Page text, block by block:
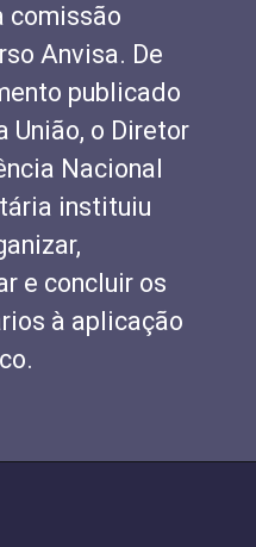
comissão
Anvisa. De
publicado
União, o Diretor
Nacional
instituiu
e concluir os
à aplicação